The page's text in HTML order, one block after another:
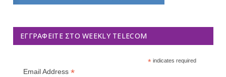
ΕΓΓΡΑΦΕΊΤΕ ΣΤΟ WEEKLY TELECOM
*indicates required
Email Address *